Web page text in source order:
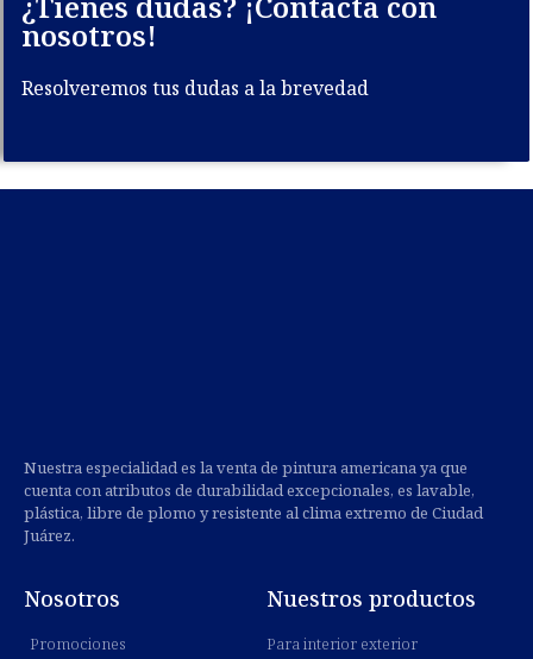
nosotros!
Resolveremos tus dudas a la brevedad
Nuestra especialidad es la venta de pintura americana ya que
cuenta con atributos de durabilidad excepcionales, es lavable,
plástica, libre de plomo y resistente al clima extremo de Ciudad
Juárez.
Nosotros
Promociones
Nuestros productos
Para interior exterior